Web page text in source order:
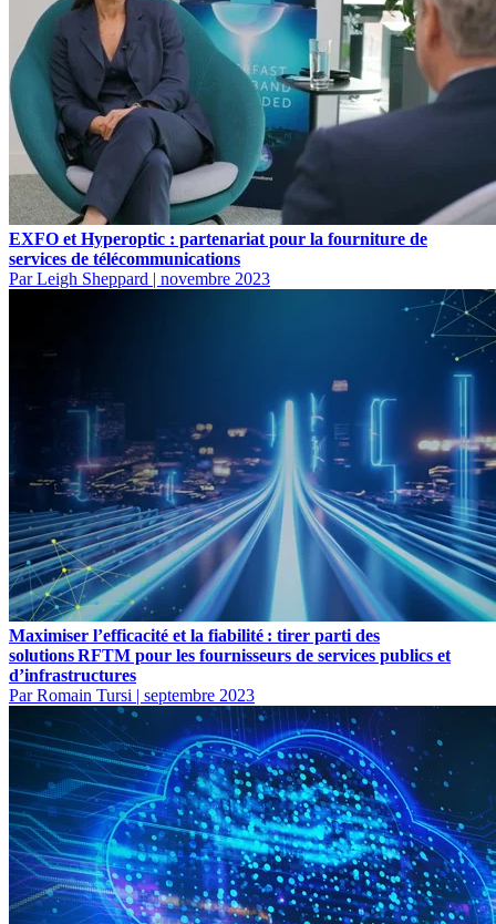
EXFO et Hyperoptic : partenariat pour la fourniture de
services de télécommunications
Par Leigh Sheppard | novembre 2023
Maximiser l’efficacité et la fiabilité : tirer parti des
solutions RFTM pour les fournisseurs de services publics et
d’infrastructures
Par Romain Tursi | septembre 2023